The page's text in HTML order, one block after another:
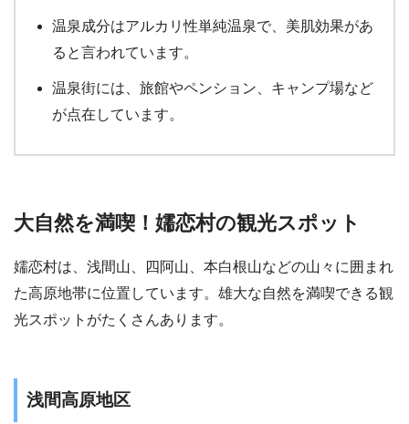
温泉成分はアルカリ性単純温泉で、美肌効果があ
ると言われています。
温泉街には、旅館やペンション、キャンプ場など
が点在しています。
大自然を満喫！嬬恋村の観光スポット
嬬恋村は、浅間山、四阿山、本白根山などの山々に囲まれ
た高原地帯に位置しています。雄大な自然を満喫できる観
光スポットがたくさんあります。
浅間高原地区